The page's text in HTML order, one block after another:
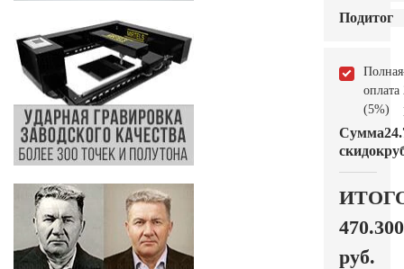
Подитог
Полная
оплата
(5%)
Сумма
скидок
470.300
руб.